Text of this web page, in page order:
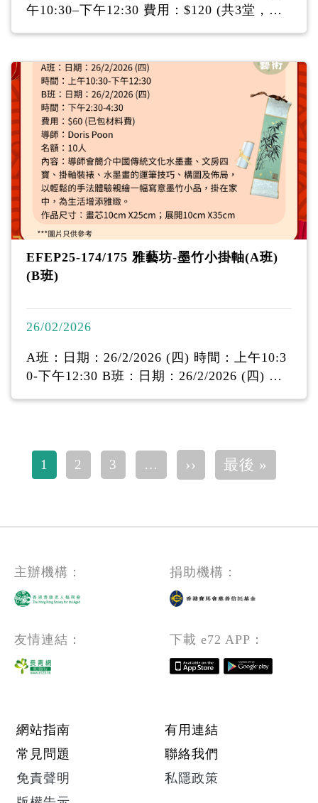
午10:30–下午12:30 費用：$120 (共3堂，已
愛好鈎織，而欠缺經驗的學員而設。 通過鈎
織簡單的成品（香囊、蝴蝶結及小圓球），
學習一般 常用針法、鈎織符號、慣用名詞及
圖解分析等基礎知識， 按步就班，務求讓學
員掌握基本的鈎織技巧，更自信地踏 入巧妙
多變的鈎織世界。
EFEP25-174/175 雅藝坊-墨竹小掛軸(A班)
(B班)
26/02/2026
A班：日期：26/2/2026 (四) 時間：上午10:3
0-下午12:30 B班：日期：26/2/2026 (四) 時
二期地下I舖) 內容：導師會簡介中國傳統文
化水墨畫、文房四寶、掛軸裝裱、水墨畫的
增添雅緻。 作品尺寸：畫芯10cm X25cm；
Pagination
1 2 3 … ›› 下一頁最後 »
主辦機構： 捐助機構：
友情連結： 下載 e72 APP：
Footer menu
網站指南
有用連結
常見問題
聯絡我們
免責聲明
私隱政策